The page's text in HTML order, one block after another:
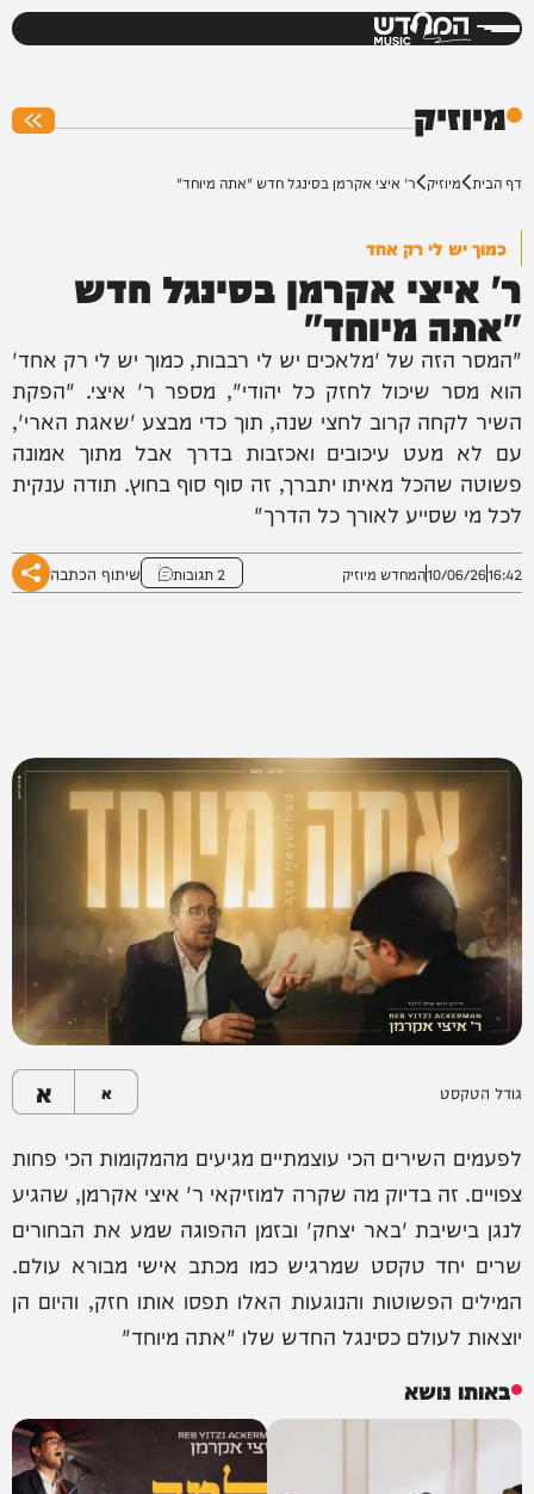
המחדש
מיוזיק
דף הבית מיוזיק ר' איצי אקרמן בסינגל חדש "אתה מיוחד"
כמוך יש לי רק אחד
ר' איצי אקרמן בסינגל חדש
"אתה מיוחד"
"המסר הזה של 'מלאכים יש לי רבבות, כמוך יש לי רק אחד'
הוא מסר שיכול לחזק כל יהודי", מספר ר' איצי. "הפקת
השיר לקחה קרוב לחצי שנה, תוך כדי מבצע 'שאגת הארי',
עם לא מעט עיכובים ואכזבות בדרך אבל מתוך אמונה
פשוטה שהכל מאיתו יתברך, זה סוף סוף בחוץ. תודה ענקית
לכל מי שסייע לאורך כל הדרך"
16:42
10/06/26המחדש מיוזיק 2 תגובות שיתוף הכתבה
גודל הטקסט א א
לפעמים השירים הכי עוצמתיים מגיעים מהמקומות הכי פחות
צפויים. זה בדיוק מה שקרה למוזיקאי ר' איצי אקרמן, שהגיע
לנגן בישיבת 'באר יצחק' ובזמן ההפוגה שמע את הבחורים
שרים יחד טקסט שמרגיש כמו מכתב אישי מבורא עולם.
המילים הפשוטות והנוגעות האלו תפסו אותו חזק, והיום הן
יוצאות לעולם כסינגל החדש שלו "אתה מיוחד"
באותו נושא